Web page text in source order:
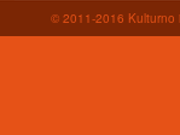
© 2011-2016 Kulturno